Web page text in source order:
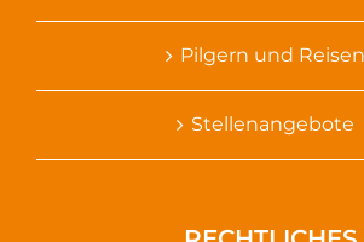
Pilgern und Reisen
Stellenangebote